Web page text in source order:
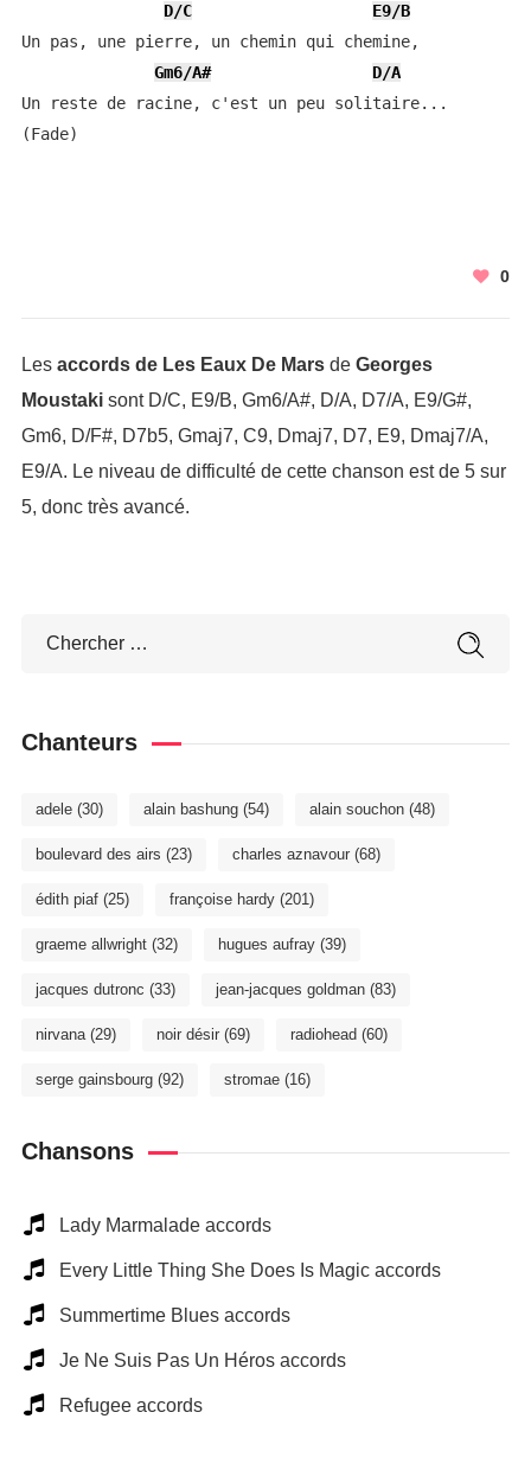
D/C
E9/B
Un pas, une pierre, un chemin qui chemine,
Gm6/A#
D/A
Un reste de racine, c'est un peu solitaire...
(Fade)
0
Les accords de Les Eaux De Marsde Georges
Moustakisont D/C, E9/B, Gm6/A#, D/A, D7/A, E9/G#,
Gm6, D/F#, D7b5, Gmaj7, C9, Dmaj7, D7, E9, Dmaj7/A,
E9/A. Le niveau de difficulté de cette chanson est de 5 sur
5, donc très avancé.
Chanteurs
adele(30) alain bashung(54) alain souchon(48)
boulevard des airs (23) charles aznavour(68)
édith piaf(25) françoise hardy(201)
graeme allwright(32) hugues aufray(39)
jacques dutronc (33) jean-jacques goldman(83)
nirvana(29) noir désir(69) radiohead (60)
serge gainsbourg(92) stromae(16)
Chansons
Lady Marmalade accords
Every Little Thing She Does Is Magic accords
Summertime Blues accords
Je Ne Suis Pas Un Héros accords
Refugee accords